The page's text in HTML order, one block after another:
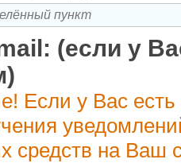
(если у
Если у Вас
средств на Ваш